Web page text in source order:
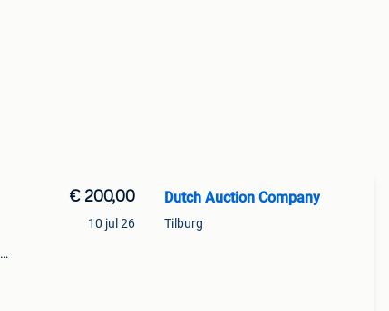
€ 200,00
10 jul 26
Dutch Auction Company
Tilburg